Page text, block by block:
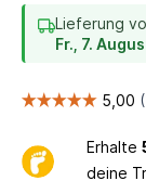
Lieferung
Fr., 7.
Erhalte
deine